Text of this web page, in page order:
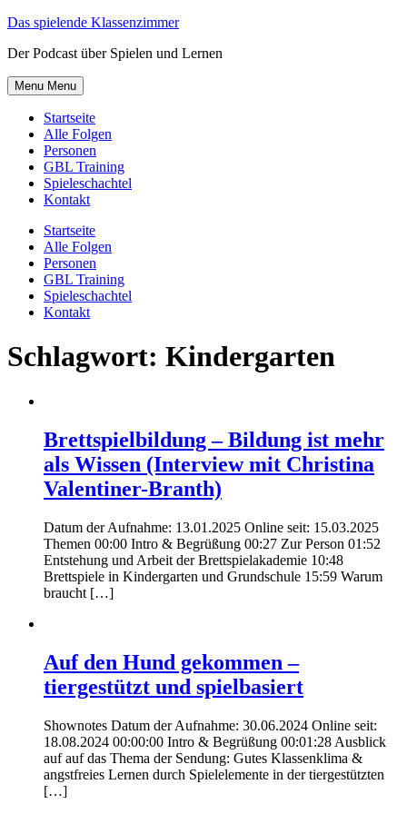
Skip
content
Das spielende Klassenzimmer
Der Podcast über Spielen und Lernen
Menu Menu
Startseite
Alle Folgen
Personen
GBL Training
Spieleschachtel
Kontakt
Startseite
Alle Folgen
Personen
GBL Training
Spieleschachtel
Kontakt
Schlagwort: Kindergarten
Brettspielbildung – Bildung ist mehr
als Wissen (Interview mit Christina
Valentiner-Branth)
Datum der Aufnahme: 13.01.2025 Online seit: 15.03.2025
Themen 00:00 Intro & Begrüßung 00:27 Zur Person 01:52
Entstehung und Arbeit der Brettspielakademie 10:48
Brettspiele in Kindergarten und Grundschule 15:59 Warum
braucht […]
Auf den Hund gekommen –
tiergestützt und spielbasiert
Shownotes Datum der Aufnahme: 30.06.2024 Online seit:
18.08.2024 00:00:00 Intro & Begrüßung 00:01:28 Ausblick
auf auf das Thema der Sendung: Gutes Klassenklima &
angstfreies Lernen durch Spielelemente in der tiergestützten
[…]